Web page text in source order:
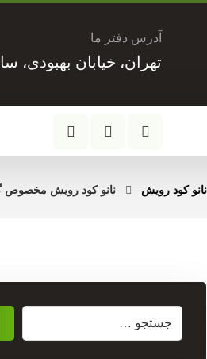
آدرس دفتر ما
تهران، خیابان بهبودی،
نانو کود رویش نانو کود رویش مخصوص